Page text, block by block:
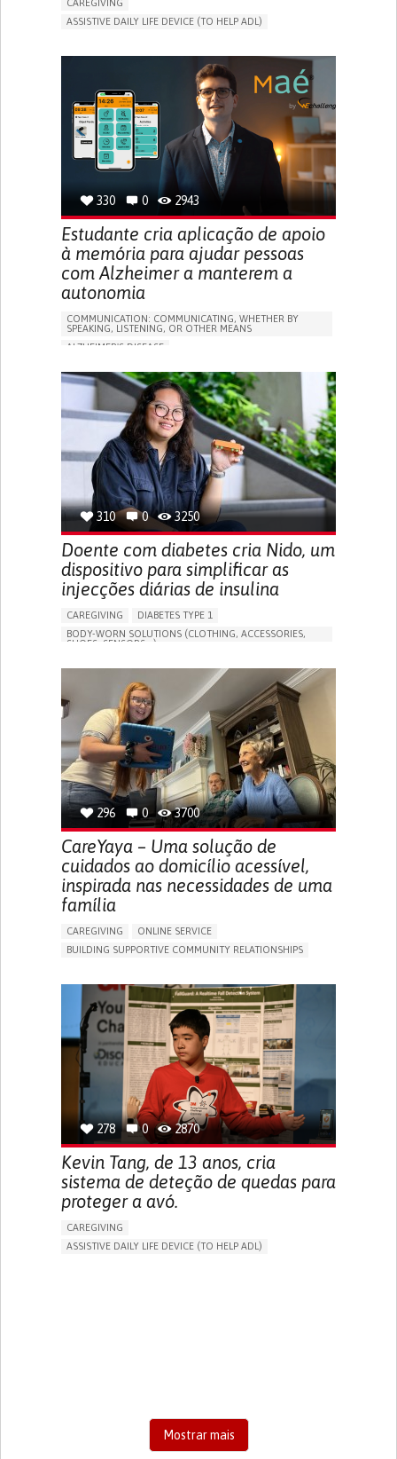
CAREGIVING
ASSISTIVE DAILY LIFE DEVICE (TO HELP ADL)
MAINTAINING BALANCE AND MOBILITY
PREVENTING (VACCINATION, PROTECTION, FALLS,
GENERAL AND FAMILY MEDICINE
CAREGIVER SUPPORT
UNITED STATES
330 0 2943
Estudante cria aplicação de apoio
à memória para ajudar pessoas
com Alzheimer a manterem a
autonomia
COMMUNICATION: COMMUNICATING, WHETHER BY
SPEAKING, LISTENING, OR OTHER MEANS
ALZHEIMER'S DISEASE
MEMORY LOSS
PROMOTING SELF-MANAGEMENT
MANAGING NEUROLOGICAL DISORDERS
CAREGIVING SUPPORT
GENERAL AND FAMILY MEDICINE
NEUROLOGY
FRANCE
310 0 3250
Doente com diabetes cria Nido, um
dispositivo para simplificar as
injecções diárias de insulina
CAREGIVING
DIABETES TYPE 1
BODY-WORN SOLUTIONS (CLOTHING, ACCESSORIES,
SHOES, SENSORS...)
296 0 3700
CareYaya – Uma solução de
cuidados ao domicílio acessível,
inspirada nas necessidades de uma
família
CAREGIVING
ONLINE SERVICE
BUILDING SUPPORTIVE COMMUNITY RELATIONSHIPS
GENERAL AND FAMILY MEDICINE
AGING
CAREGIVER SUPPORT
UNITED STATES
278 0 2870
Kevin Tang, de 13 anos, cria
sistema de deteção de quedas para
proteger a avó.
CAREGIVING
ASSISTIVE DAILY LIFE DEVICE (TO HELP ADL)
Mostrar mais